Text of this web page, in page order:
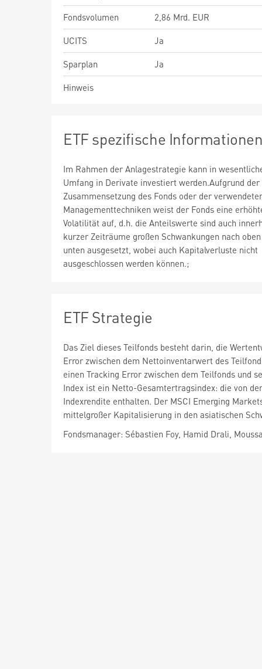
Fondsvolumen
2,86 Mrd. EUR
UCITS
Ja
Sparplan
Ja
Hinweis
ETF spezifische
Im Rahmen der Anlagestrategie kann in
Umfang in Derivate investiert werden.Aufgrund der
Zusammensetzung des Fonds oder der
Managementtechniken weist der Fonds eine
Volatilität auf, d.h. die Anteilswerte sind auch
kurzer Zeiträume großen Schwankungen nach
unten ausgesetzt, wobei auch Kapitalverluste nicht
ausgeschlossen werden können.;
ETF Strategie
Das Ziel dieses Teilfonds besteht darin, die
Error zwischen dem Nettoinventarwert des
einen Tracking Error zwischen dem Teilfonds und
Index ist ein Netto-Gesamtertragsindex: die von
Indexrendite enthalten. Der MSCI Emerging
mittelgroßer Kapitalisierung in den asiatischen
Fondsmanager: Sébastien Foy, Hamid Drali,